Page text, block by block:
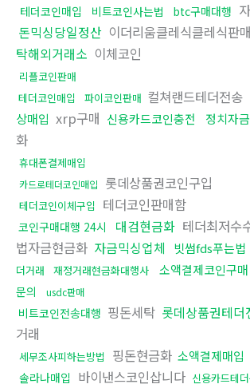
테더코인매입 비트코인사는법 btc구매대행
돈믹싱당일정산 이더리움클레식클레식판매
탁해외거래소 이체코인
리플코인판매
테더코인매입
파이코인판매 컬쳐랜드테더전송
상매입 xrp구매 신용카드코인충전 정치자
화
휴대폰결제매입
카드로테더코인매입 롯데상품권코인구입
테더코인이체구입 테더코인판매함
코인구매대행 24시 대검현금화 테더최저수
법자금현금화 자금믹싱업체 빗썸fds푸는법
더거래
재정거래현금화대행사 소액결제코인구매
문의
usdc판매
비트코인전송대행 핑돈세탁 롯데상품권테더
거래
세무조사피하는방법 핑돈현금화 소액결제매입
솔라나매입 바이낸스코인삽니다 신용카드테